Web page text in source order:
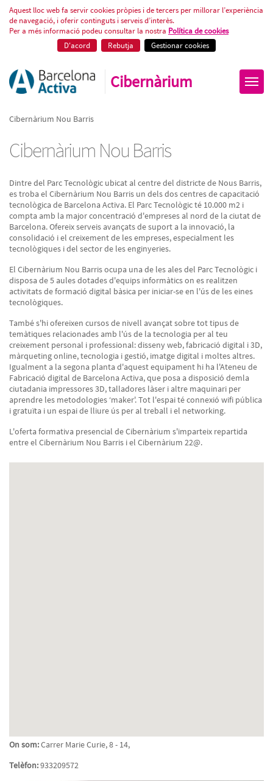
Cibernàrium Nou Barris
Aquest lloc web fa servir cookies pròpies i de tercers per millorar l’experiència
de navegació, i oferir continguts i serveis d’interès.
Per a més informació podeu consultar la nostra Política de cookies
D'acord
Rebutja Gestionar cookies
Cibernàrium
Cibernàrium Nou Barris
Cibernàrium Nou Barris
Dintre del Parc Tecnològic ubicat al centre del districte de Nous Barris,
es troba el Cibernàrium Nou Barris un dels dos centres de capacitació
tecnològica de Barcelona Activa. El Parc Tecnològic té 10.000 m2 i
compta amb la major concentració d'empreses al nord de la ciutat de
Barcelona. Ofereix serveis avançats de suport a la innovació, la
consolidació i el creixement de les empreses, especialment les
tecnològiques i del sector de les enginyeries.
El Cibernàrium Nou Barris ocupa una de les ales del Parc Tecnològic i
disposa de 5 aules dotades d'equips informàtics on es realitzen
activitats de formació digital bàsica per iniciar-se en l'ús de les eines
tecnològiques.
També s'hi ofereixen cursos de nivell avançat sobre tot tipus de
temàtiques relacionades amb l'ús de la tecnologia per al teu
creixement personal i professional: disseny web, fabricació digital i 3D,
màrqueting online, tecnologia i gestió, imatge digital i moltes altres.
Igualment a la segona planta d'aquest equipament hi ha l'Ateneu de
Fabricació digital de Barcelona Activa, que posa a disposició demla
ciutadania impressores 3D, talladores làser i altre maquinari per
aprendre les metodologies ‘maker'. Tot l'espai té connexió wifi pública
i gratuïta i un espai de lliure ús per al treball i el networking.
L'oferta formativa presencial de Cibernàrium s'imparteix repartida
entre el Cibernàrium Nou Barris i el Cibernàrium 22@.
On som:Carrer Marie Curie, 8 - 14,
Telèfon:933209572